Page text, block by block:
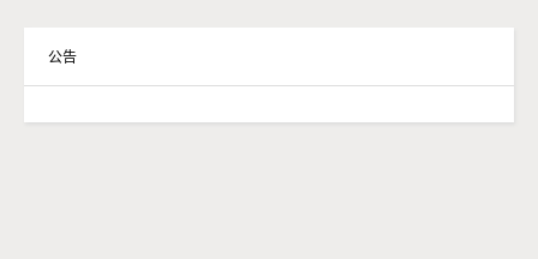
公告